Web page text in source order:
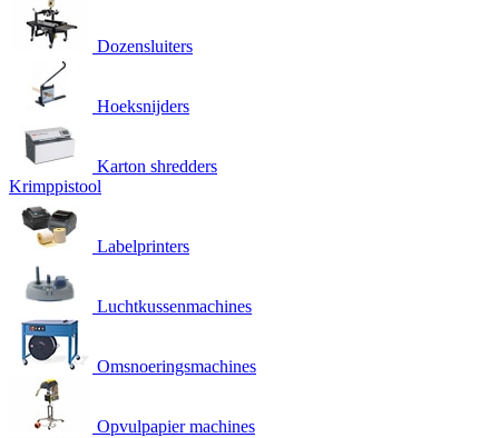
Dozensluiters
Hoeksnijders
Karton shredders
Krimppistool
Labelprinters
Luchtkussenmachines
Omsnoeringsmachines
Opvulpapier machines